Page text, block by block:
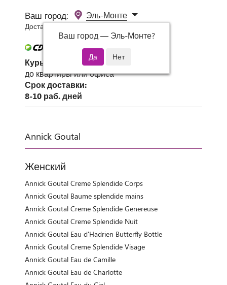
Ваш город:
Эль-Монте
Ваш город — Эль-Монте?
Доставка 0 руб при заказе от 3000 руб.
Курьер СДЭК
до квартиры или офиса
Срок доставки:
8-10 раб. дней
Annick Goutal
Женский
Annick Goutal Creme Splendide Corps
Annick Goutal Baume splendide mains
Annick Goutal Creme Splendide Genereuse
Annick Goutal Creme Splendide Nuit
Annick Goutal Eau d'Hadrien Butterfly Bottle
Annick Goutal Creme Splendide Visage
Annick Goutal Eau de Camille
Annick Goutal Eau de Charlotte